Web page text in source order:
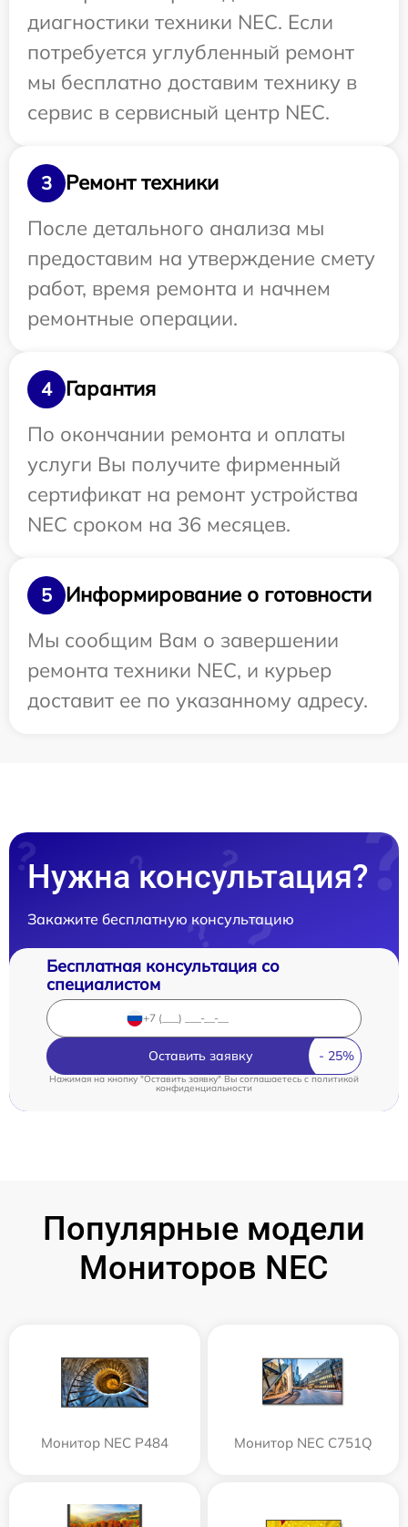
диагностики техники NEC. Если
потребуется углубленный ремонт
мы бесплатно доставим технику в
сервис в сервисный центр NEC.
3
Ремонт техники
После детального анализа мы
предоставим на утверждение смету
работ, время ремонта и начнем
ремонтные операции.
4
Гарантия
По окончании ремонта и оплаты
услуги Вы получите фирменный
сертификат на ремонт устройства
NEC сроком на 36 месяцев.
5
Информирование о готовности
Мы сообщим Вам о завершении
ремонта техники NEC, и курьер
доставит ее по указанному адресу.
Нужна консультация?
Закажите бесплатную консультацию
Бесплатная консультация со
специалистом
Оставить заявку
Нажимая на кнопку "Оставить заявку" Вы соглашаетесь cполитикой
конфиденциальности
Популярные модели
Мониторов NEC
Монитор NEC P484 Монитор NEC C751Q